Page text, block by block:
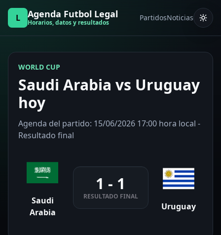
L Agenda Futbol Legal
Horarios, datos y resultados
PartidosNoticias
WORLD CUP
Saudi Arabia vs Uruguay
hoy
Agenda del partido: 15/06/2026 17:00 hora local -
Resultado final
Saudi
Arabia
1 - 1
RESULTADO FINAL
Uruguay